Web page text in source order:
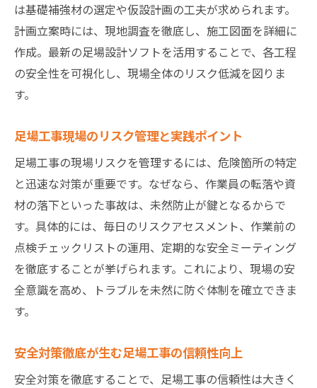
は基礎補強材の選定や仮設計画の工夫が求められます。
計画立案時には、現地調査を徹底し、施工図面を詳細に
作成。最新の足場設計ソフトを活用することで、各工程
の安全性を可視化し、現場全体のリスク低減を図りま
す。
足場工事現場のリスク管理と実践ポイント
足場工事の現場リスクを管理するには、危険箇所の特定
と迅速な対策が重要です。なぜなら、作業員の転落や資
材の落下といった事故は、未然防止が鍵となるからで
す。具体的には、毎日のリスクアセスメント、作業前の
点検チェックリストの運用、定期的な安全ミーティング
を徹底することが挙げられます。これにより、現場の安
全意識を高め、トラブルを未然に防ぐ体制を確立できま
す。
安全対策徹底が生む足場工事の信頼性向上
安全対策を徹底することで、足場工事の信頼性は大きく